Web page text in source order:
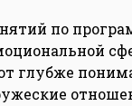
по
глубже